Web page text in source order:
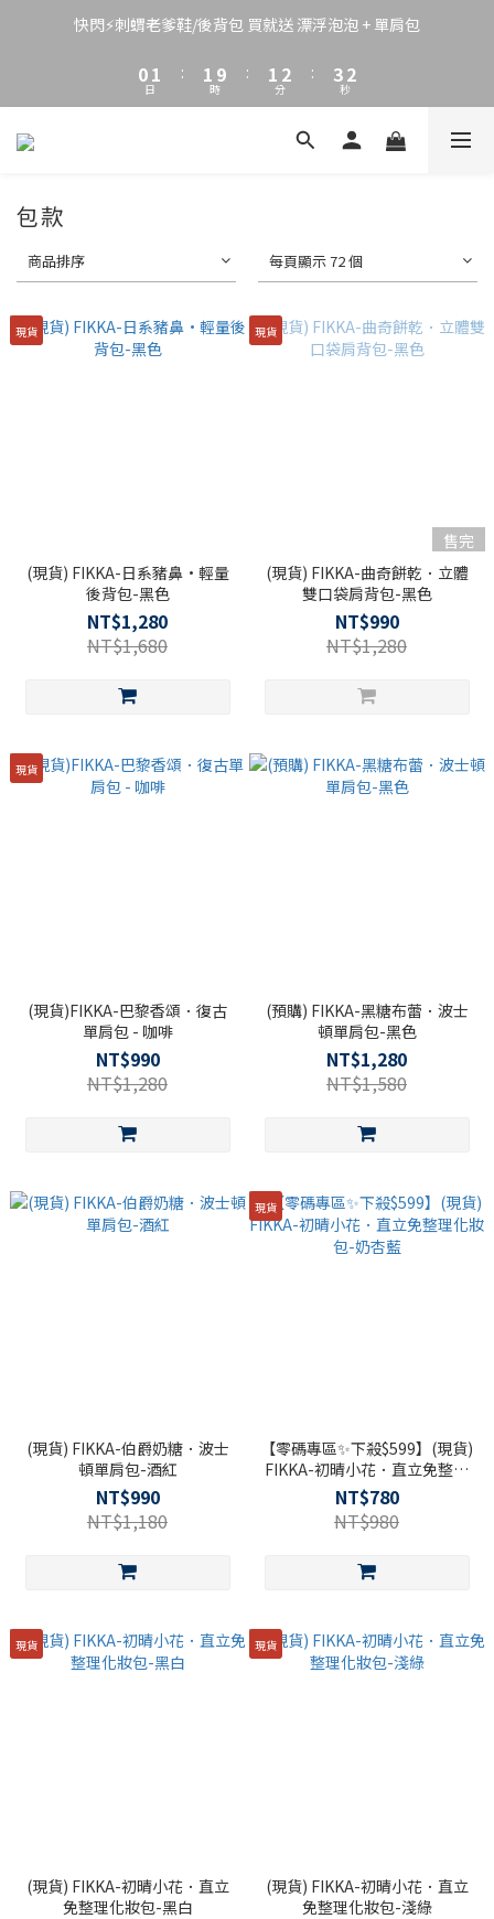
快閃⚡刺蝟老爹鞋/後背包 買就送 漂浮泡泡 + 單肩包
2
0
3
1
0
日
:
3
1
0
9
8
1
時
:
3
1
0
4
2
1
分
:
5
3
2
0
3
1
0
秒
包款
商品排序 每頁顯示 72 個
現貨
(現貨) FIKKA-日系豬鼻·輕量
後背包-黑色
NT$1,280
NT$1,680
現貨
售完
(現貨) FIKKA-曲奇餅乾．立體
雙口袋肩背包-黑色
NT$990
NT$1,280
現貨
(現貨)FIKKA-巴黎香頌．復古
單肩包 - 咖啡
NT$990
NT$1,280
(預購) FIKKA-黑糖布蕾．波士
頓單肩包-黑色
NT$1,280
NT$1,580
(現貨) FIKKA-伯爵奶糖．波士
頓單肩包-酒紅
NT$990
NT$1,180
現貨
【零碼專區✨下殺$599】(現貨)
FIKKA-初晴小花．直立免整理
化妝包-奶杏藍
NT$780
NT$980
現貨
(現貨) FIKKA-初晴小花．直立
免整理化妝包-黑白
現貨
(現貨) FIKKA-初晴小花．直立
免整理化妝包-淺綠